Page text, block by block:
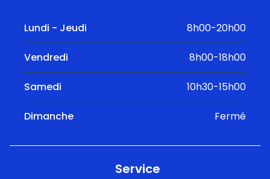
Lundi - Jeudi 8h00-20h00
Vendredi 8h00-18h00
Samedi 10h30-15h00
Dimanche Fermé
Service